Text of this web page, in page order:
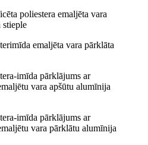
poliestera emaljēta vara
stieple
emaljēta vara pārklāta
imīda pārklājums ar
vara apšūtu alumīnija
imīda pārklājums ar
vara pārklātu alumīnija